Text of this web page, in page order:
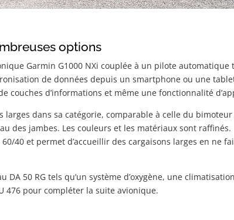
options
Garmin G1000 NXi couplée à un pilote
de données depuis un smartphone ou une
couches d’informations et même une fonctionnalité
larges dans sa catégorie, comparable à celle du
des jambes. Les couleurs et les matériaux sont raffinés.
40 et permet d’accueillir des cargaisons larges en ne
DA 50 RG tels qu’un système d’oxygène, une
476 pour compléter la suite avionique.